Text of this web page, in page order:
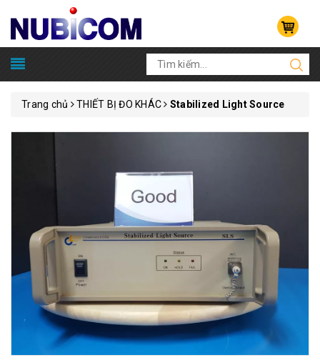
Trang chủ THIẾT BỊ ĐO KHÁC Stabilized Light Source